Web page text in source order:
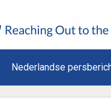
Nederlandse